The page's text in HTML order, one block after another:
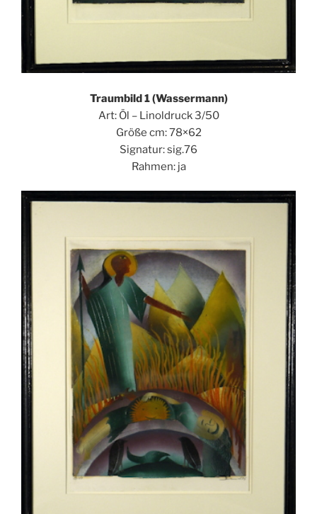
Traumbild 1 (Wassermann)
Art: Öl – Linoldruck 3/50
Größe cm: 78×62
Signatur: sig.76
Rahmen: ja